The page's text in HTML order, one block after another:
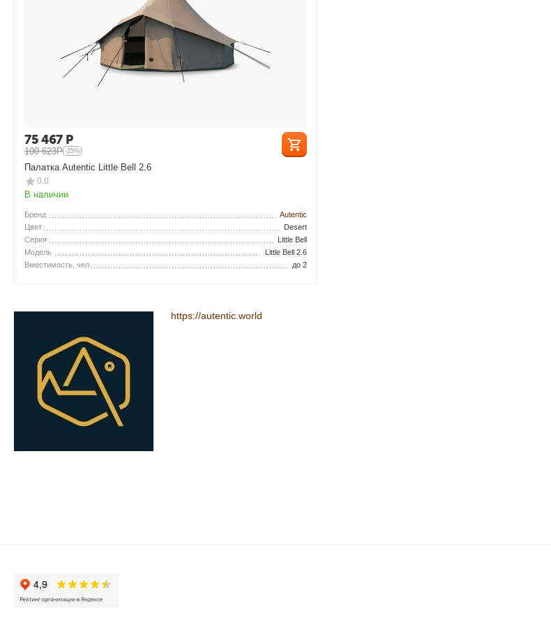
https://autentic.world
75 467 Р
100 623Р -25%
Палатка Autentic Little Bell 2.6
0.0
В наличии
Бренд
Autentic
Цвет
Desert
Серия
Little Bell
Модель
Little Bell 2.6
Вместимость, чел
до 2